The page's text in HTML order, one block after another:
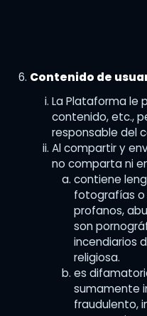
Contenido de
La Plataforma le
contenido, etc.,
responsable del
Al compartir y
no comparta ni
contiene
fotografías o
profanos,
son
incendiarios
religiosa.
es
sumamente
fraudulento,